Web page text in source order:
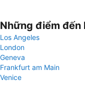
Những điểm đến
Los Angeles
London
Geneva
Frankfurt am Main
Venice